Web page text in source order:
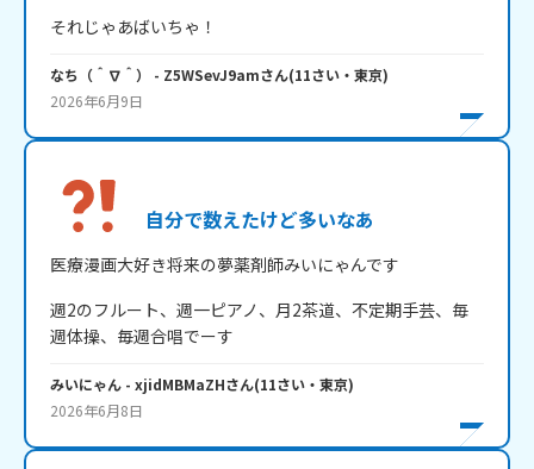
それじゃあばいちゃ！
なち（＾∇＾） - Z5WSevJ9amさん(11さい・ 東京)
2026年6月9日
自分で数えたけど多いなあ
医療漫画大好き将来の夢薬剤師みいにゃんです
週2のフルート、週一ピアノ、月2茶道、不定期手芸、毎
週体操、毎週合唱でーす
みいにゃん - xjidMBMaZHさん(11さい・ 東京)
2026年6月8日